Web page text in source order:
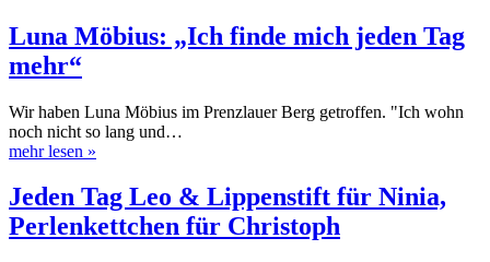
Luna Möbius: „Ich finde mich jeden Tag
mehr“
Wir haben Luna Möbius im Prenzlauer Berg getroffen. "Ich wohn
noch nicht so lang und…
mehr lesen »
Jeden Tag Leo & Lippenstift für Ninia,
Perlenkettchen für Christoph